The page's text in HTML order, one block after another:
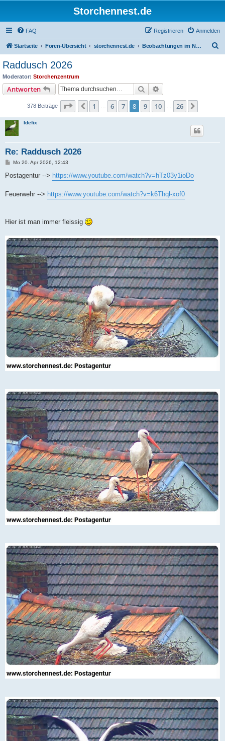
Storchennest.de
FAQ Anmelden
Registrieren
Startseite Foren-Übersicht storchennest.de Beobachtungen im Nest von Raddusch
Raddusch 2026
Moderator: Storchenzentrum
Antworten Suche
378 Beiträge Seite von 26
Vorherige
1 6 7 8 9 10 26
Idefix
Re: Raddusch 2026
B
i
a
g
Mo 20. Apr 2026, 12:43
Postagentur --> https://www.youtube.com/watch?v=hTz03y1ioDo
Feuerwehr --> https://www.youtube.com/watch?v=k6Thql-xof0
Hier ist man immer fleissig